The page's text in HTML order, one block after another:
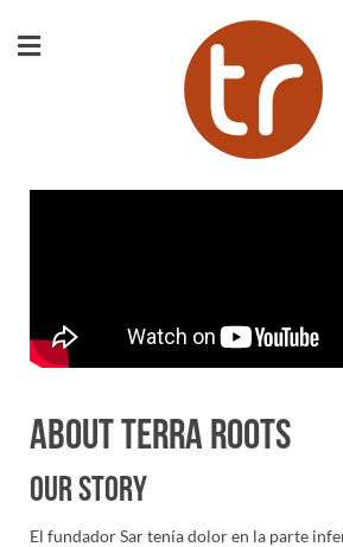
About Terra Roots
Our Story
El fundador Sar tenía dolor en la parte